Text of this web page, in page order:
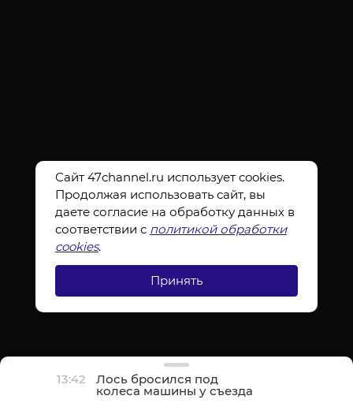
13:42 Лось бросился под
колеса машины у съезда
с КАД на Шафировском
Сайт 47channel.ru использует cookies.
Продолжая использовать сайт, вы
даете согласие на обработку данных в
соответствии с политикой обработки
cookies.
Принять